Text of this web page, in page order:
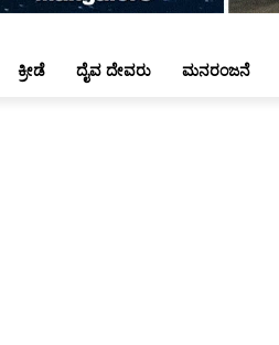
ಕ್ರೀಡೆ ದೈವ ದೇವರು ಮನರಂಜನೆ